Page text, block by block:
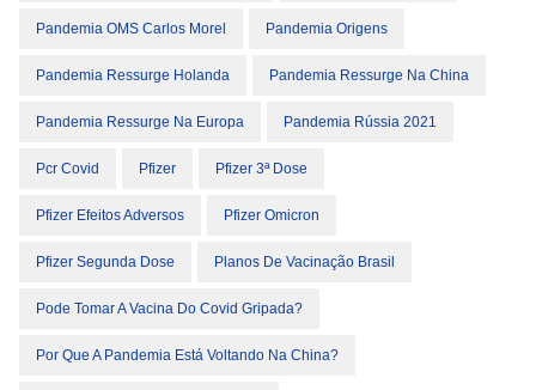
Pandemia OMS Carlos Morel Pandemia Origens
Pandemia Ressurge Holanda Pandemia Ressurge Na China
Pandemia Ressurge Na Europa Pandemia Rússia 2021
Pcr Covid Pfizer Pfizer 3ª Dose
Pfizer Efeitos Adversos Pfizer Omicron
Pfizer Segunda Dose Planos De Vacinação Brasil
Pode Tomar A Vacina Do Covid Gripada?
Por Que A Pandemia Está Voltando Na China?